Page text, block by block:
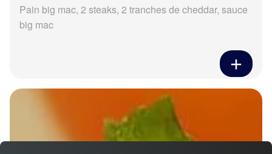
Pain big mac, 2 steaks, 2 tranches de cheddar, sauce
big mac